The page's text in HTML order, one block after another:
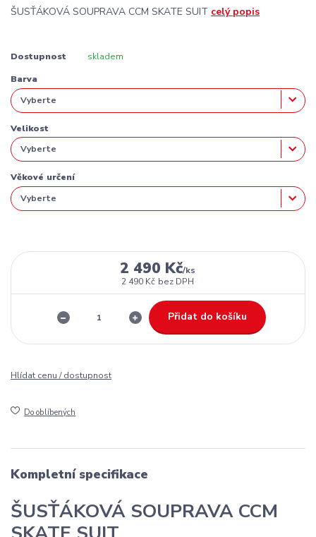
ŠUSŤÁKOVÁ SOUPRAVA CCM SKATE SUIT celý popis
Dostupnost skladem
Barva
Velikost
Věkové určení
2 490 Kč/ks
2 490 Kč bez DPH
Přidat do košíku
Hlídat cenu / dostupnost
Do oblíbených
Kompletní specifikace
ŠUSŤÁKOVÁ SOUPRAVA CCM